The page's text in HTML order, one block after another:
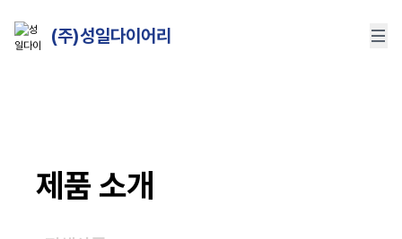
(주)성일다이어리
제품 소개